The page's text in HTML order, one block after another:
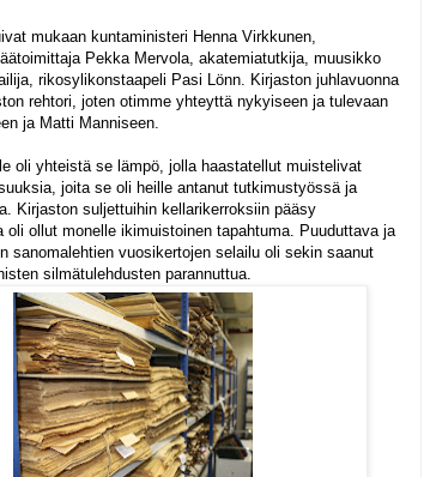
mukaan kuntaministeri Henna Virkkunen,
Pekka Mervola, akatemiatutkija, muusikko
rikosylikonstaapeli Pasi Lönn. Kirjaston juhlavuonna
rehtori, joten otimme yhteyttä nykyiseen ja tulevaan
ja Matti Manniseen.
oli yhteistä se lämpö, jolla haastatellut muistelivat
joita se oli heille antanut tutkimustyössä ja
Kirjaston suljettuihin kellarikerroksiin pääsy
oli ollut monelle ikimuistoinen tapahtuma. Puuduttava ja
sanomalehtien vuosikertojen selailu oli sekin saanut
silmätulehdusten parannuttua.